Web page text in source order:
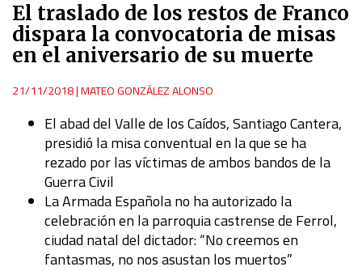
El traslado de los restos de Franco
dispara la convocatoria de misas
en el aniversario de su muerte
21/11/2018|MATEO GONZÁLEZ ALONSO
El abad del Valle de los Caídos, Santiago Cantera,
presidió la misa conventual en la que se ha
rezado por las víctimas de ambos bandos de la
Guerra Civil
La Armada Española no ha autorizado la
celebración en la parroquia castrense de Ferrol,
ciudad natal del dictador:“No creemos en
fantasmas, no nos asustan los muertos”